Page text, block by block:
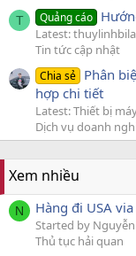
T Quảng cáo
Latest:
Tin tức cập nhật
Chia sẻ Phân
hợp chi tiết
Latest: Thiết bị
Dịch vụ doanh
Xem nhiều
N Hàng đi USA
Started by
Thủ tục hải quan